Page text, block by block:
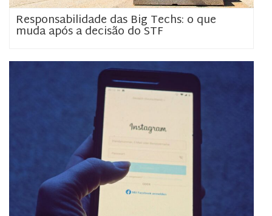
Responsabilidade das Big Techs: o que
muda após a decisão do STF